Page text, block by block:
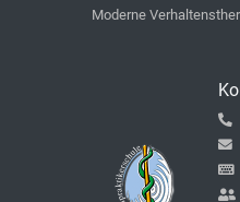
Moderne